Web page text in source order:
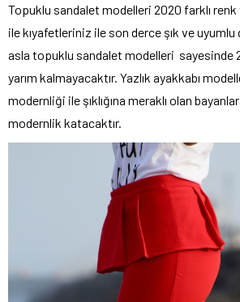
Topuklu sandalet modelleri 2020 farklı
ile kıyafetleriniz ile son derce şık ve uyumlu
asla topuklu sandalet modelleri sayesinde
yarım kalmayacaktır. Yazlık ayakkabı
modernliği ile şıklığına meraklı olan
modernlik katacaktır.